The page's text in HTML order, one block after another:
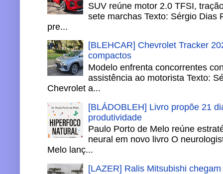
SUV reúne motor 2.0 TFSI,
sete marchas Texto: Sérgio Dias
pre...
[BLEHCAR] Chevrolet Tracker
compactos
Modelo enfrenta concorrentes
assistência ao motorista Texto:
Chevrolet a...
[BLÁDOBLEH] Livro propõe 21
produtividade
Paulo Porto de Melo reúne
neural em novo livro O
Melo lanç...
[LAZER] Ralis Mitsubishi